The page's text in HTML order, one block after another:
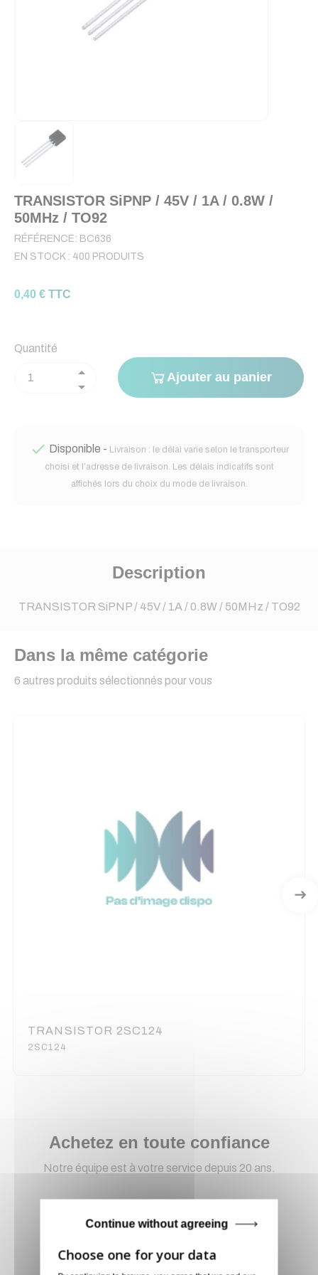
TRANSISTOR SiPNP / 45V / 1A / 0.8W /
50MHz / TO92
RÉFÉRENCE: BC636
EN STOCK : 400 PRODUITS
0,40 € TTC
Quantité
Ajouter au panier
 Disponible - Livraison : le délai varie selon le transporteur
choisi et l’adresse de livraison. Les délais indicatifs sont
affichés lors du choix du mode de livraison.
Description
TRANSISTOR SiPNP / 45V / 1A / 0.8W / 50MHz / TO92
Dans la même catégorie
6 autres produits sélectionnés pour vous
TRANSISTOR 2SC124
2SC124
Achetez en toute confiance
Notre équipe est à votre service depuis 20 ans.
Livraison via GLS
Retirer vos produits
Continue without agreeing